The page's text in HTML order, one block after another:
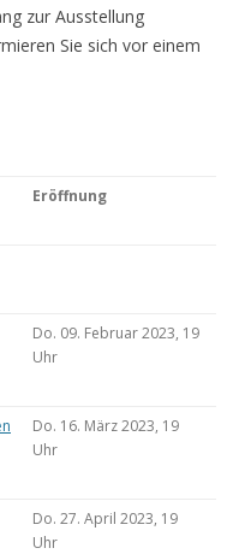
zur Ausstellung
Sie sich vor einem
Eröffnung
Do. 09. Februar 2023, 19
Uhr
Do. 16. März 2023, 19
Uhr
Do. 27. April 2023, 19
Uhr